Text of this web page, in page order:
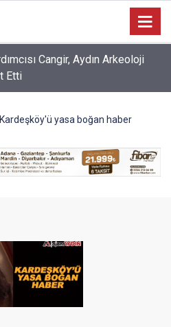
Aydınlı öğrenciler dikkat! Yarın sona eriyor
Kardeşköy'ü yasa boğan haber